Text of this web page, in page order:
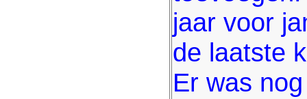
jaar voor
de laatste
Er was